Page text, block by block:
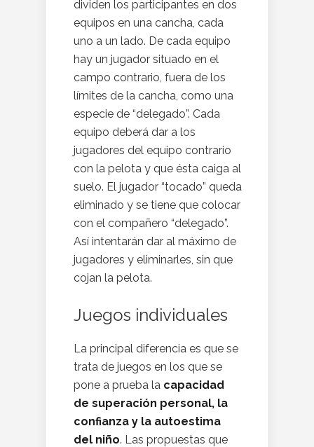
dividen los participantes en dos
equipos en una cancha, cada
uno a un lado. De cada equipo
hay un jugador situado en el
campo contrario, fuera de los
límites de la cancha, como una
especie de “delegado”. Cada
equipo deberá dar a los
jugadores del equipo contrario
con la pelota y que ésta caiga al
suelo. El jugador “tocado” queda
eliminado y se tiene que colocar
con el compañero “delegado”.
Así intentarán dar al máximo de
jugadores y eliminarles, sin que
cojan la pelota.
Juegos individuales
La principal diferencia es que se
trata de juegos en los que se
pone a prueba la capacidad
de superación personal, la
confianza y la autoestima
del niño. Las propuestas que